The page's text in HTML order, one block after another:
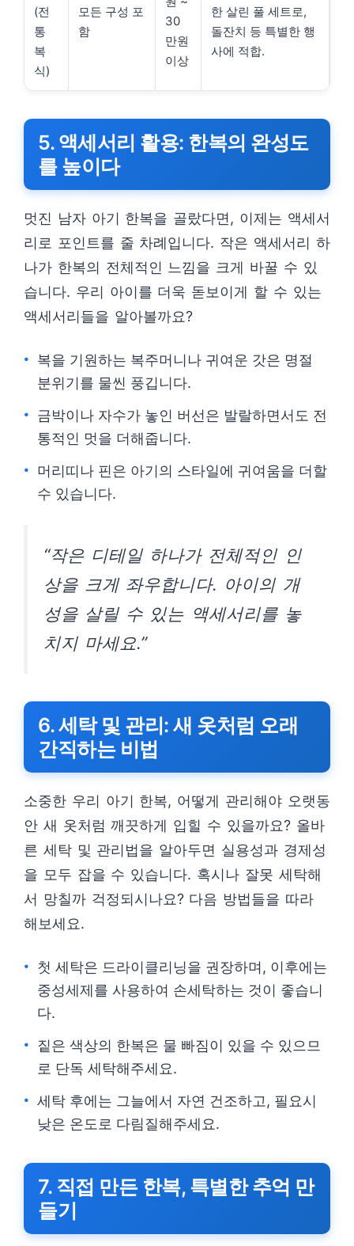
(전
통
복
식)
모든 구성 포
함
30
만원
이상
한 살린 풀 세트로,
돌잔치 등 특별한 행
사에 적합.
5. 액세서리 활용: 한복의 완성도
를 높이다
멋진 남자 아기 한복을 골랐다면, 이제는 액세서
리로 포인트를 줄 차례입니다. 작은 액세서리 하
나가 한복의 전체적인 느낌을 크게 바꿀 수 있
습니다. 우리 아이를 더욱 돋보이게 할 수 있는
액세서리들을 알아볼까요?
복을 기원하는 복주머니나 귀여운 갓은 명절
분위기를 물씬 풍깁니다.
금박이나 자수가 놓인 버선은 발랄하면서도 전
통적인 멋을 더해줍니다.
머리띠나 핀은 아기의 스타일에 귀여움을 더할
수 있습니다.
“작은 디테일 하나가 전체적인 인
상을 크게 좌우합니다. 아이의 개
성을 살릴 수 있는 액세서리를 놓
치지 마세요.”
6. 세탁 및 관리: 새 옷처럼 오래
간직하는 비법
소중한 우리 아기 한복, 어떻게 관리해야 오랫동
안 새 옷처럼 깨끗하게 입힐 수 있을까요? 올바
른 세탁 및 관리법을 알아두면 실용성과 경제성
을 모두 잡을 수 있습니다. 혹시나 잘못 세탁해
서 망칠까 걱정되시나요? 다음 방법들을 따라
해보세요.
첫 세탁은 드라이클리닝을 권장하며, 이후에는
중성세제를 사용하여 손세탁하는 것이 좋습니
다.
짙은 색상의 한복은 물 빠짐이 있을 수 있으므
로 단독 세탁해주세요.
세탁 후에는 그늘에서 자연 건조하고, 필요시
낮은 온도로 다림질해주세요.
7. 직접 만든 한복, 특별한 추억 만
들기